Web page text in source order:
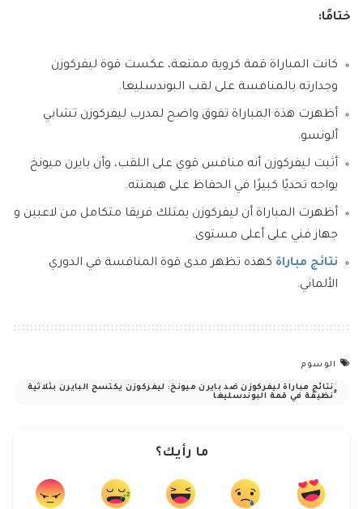
ختامًا:
كانت المباراة قمة كروية ممتعة، عكست قوة ليفركوزن
وجدارته بالمنافسة على لقب البوندسليغا.
أظهرت هذة المباراة تفوق واضح لمدرب ليفركوزن تشابي
ألونسو.
أثبت ليفركوزن أنه منافس قوي على اللقب، وأن بايرن ميونخ
يواجه تحديًا كبيرًا في الحفاظ على هيمنته.
أظهرت المباراة أن ليفركوزن يمتلك فريقا متكامل من لاعبين و
جهاز فني على أعلى مستوى.
نتائج مباراة كهذه تظهر مدى قوة المنافسة في الدوري
الألماني.
الوسوم
نتائج مباراة ليفركوزن ضد بايرن ميونخ: ليفركوزن يكتسح البايرن بثلاثية
نظيفة في قمة البوندسليغا
ما رأيك؟